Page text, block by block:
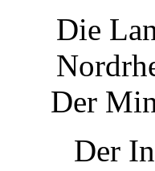
Die
Der
Der